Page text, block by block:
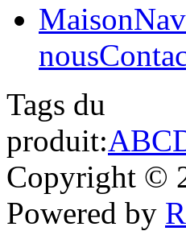
Maison
nous
Tags du
produit:ABC
Copyright ©
Powered by